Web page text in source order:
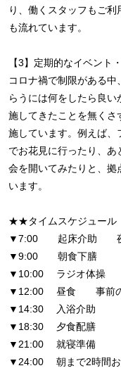
り、働くスタッフもご
も流れています。
【3】定期的なイベント
コロナ禍で制限がある
らうには何をしたら良
施してきたことを無く
施しています。例えば、
でお花見に行ったり、
会を開いてみたりと、拠
います。
★★タイムスケジュー
▼7:00 起床介助 夜勤
▼9:00 朝食下膳
▼10:00 ラジオ体操
▼12:00 昼食 事前の
▼14:30 入浴介助
▼18:30 夕食配膳
▼21:00 就寝準備
▼24:00 朝まで2時間お